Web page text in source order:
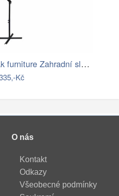
Ak furniture Zahradní slunečník MILIN s…
Kč
O nás
Kontakt
Odkazy
Všeobecné podmínky